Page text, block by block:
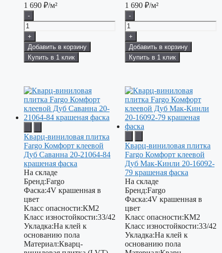
1 690 ₽/м²
-
+
Добавить в корзину
Купить в 1 клик
1 690 ₽/м²
-
+
Добавить в корзину
Купить в 1 клик
Кварц-виниловая плитка
Fargo Комфорт клеевой
Дуб Саванна 20-21064-84
крашеная фаска
На складе
Бренд:Fargo
Фаска:4V крашенная в
цвет
Класс опасности:КМ2
Класс изностойкости:33/42
Укладка:На клей к
основанию пола
Материал:Кварц-
Кварц-виниловая плитка
Fargo Комфорт клеевой
Дуб Мак-Кинли 20-16092-
79 крашеная фаска
На складе
Бренд:Fargo
Фаска:4V крашенная в
цвет
Класс опасности:КМ2
Класс изностойкости:33/42
Укладка:На клей к
основанию пола